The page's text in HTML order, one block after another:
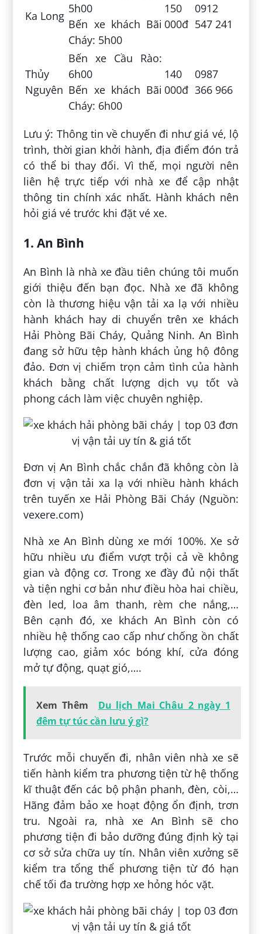
Ka Long
5h00
Bến xe khách Bãi
Cháy: 5h00
150
000đ
0912
547 241
Thủy
Nguyên
Bến xe Cầu Rào:
6h00
Bến xe khách Bãi
Cháy: 6h00
140
000đ
0987
366 966
Lưu ý: Thông tin về chuyến đi như giá vé, lộ
trình, thời gian khởi hành, địa điểm đón trả
có thể bi thay đổi. Vì thế, mọi người nên
liên hệ trực tiếp với nhà xe để cập nhật
thông tin chính xác nhất. Hành khách nên
hỏi giá vé trước khi đặt vé xe.
1. An Bình
An Bình là nhà xe đầu tiên chúng tôi muốn
giới thiệu đến bạn đọc. Nhà xe đã không
còn là thương hiệu vận tải xa lạ với nhiều
hành khách hay di chuyển trên xe khách
Hải Phòng Bãi Cháy, Quảng Ninh. An Bình
đang sở hữu tệp hành khách ủng hộ đông
đảo. Đơn vị chiếm trọn cảm tình của hành
khách bằng chất lượng dịch vụ tốt và
phong cách làm việc chuyên nghiệp.
Đơn vị An Bình chắc chắn đã không còn là
đơn vị vận tải xa lạ với nhiều hành khách
trên tuyến xe Hải Phòng Bãi Cháy (Nguồn:
vexere.com)
Nhà xe An Bình dùng xe mới 100%. Xe sở
hữu nhiều ưu điểm vượt trội cả về không
gian và động cơ. Trong xe đầy đủ nội thất
và tiện nghi cơ bản như điều hòa hai chiều,
đèn led, loa âm thanh, rèm che nắng,…
Bên cạnh đó, xe khách An Bình còn có
nhiều hệ thống cao cấp như chống ồn chất
lượng cao, giảm xóc bóng khí, cửa đóng
mở tự động, quạt gió,….
Xem Thêm
Du lịch Mai Châu 2 ngày 1
đêm tự túc cần lưu ý gì?
Trước mỗi chuyến đi, nhân viên nhà xe sẽ
tiến hành kiểm tra phương tiện từ hệ thống
kĩ thuật đến các bộ phận phanh, đèn, còi,…
Hãng đảm bảo xe hoạt động ổn định, trơn
tru. Ngoài ra, nhà xe An Bình sẽ cho
phương tiện đi bảo dưỡng đúng định kỳ tại
cơ sở sửa chữa uy tín. Nhân viên xưởng sẽ
kiểm tra tổng thể phương tiện từ đó hạn
chế tối đa trường hợp xe hỏng hóc vặt.